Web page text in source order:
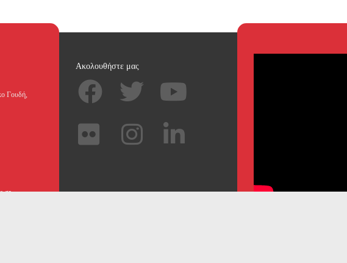
Γουδή,
Ακολουθήστε μας